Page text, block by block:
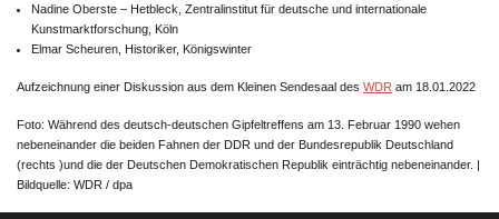
Nadine Oberste – Hetbleck, Zentralinstitut für deutsche und internationale
Kunstmarktforschung, Köln
Elmar Scheuren, Historiker, Königswinter
Aufzeichnung einer Diskussion aus dem Kleinen Sendesaal des WDR am 18.01.2022
Foto: Während des deutsch-deutschen Gipfeltreffens am 13. Februar 1990 wehen
nebeneinander die beiden Fahnen der DDR und der Bundesrepublik Deutschland
(rechts )und die der Deutschen Demokratischen Republik einträchtig nebeneinander. |
Bildquelle: WDR / dpa